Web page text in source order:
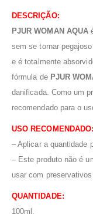
DESCRIÇÃO:
PJUR WOMAN AQUA
sem se tornar
e é totalmente
fórmula de PJUR
danificada. Como um
recomendado para o
USO RECOMENDADO:
– Aplicar a quantidade
– Este produto não é
usar com
QUANTIDADE:
100ml.